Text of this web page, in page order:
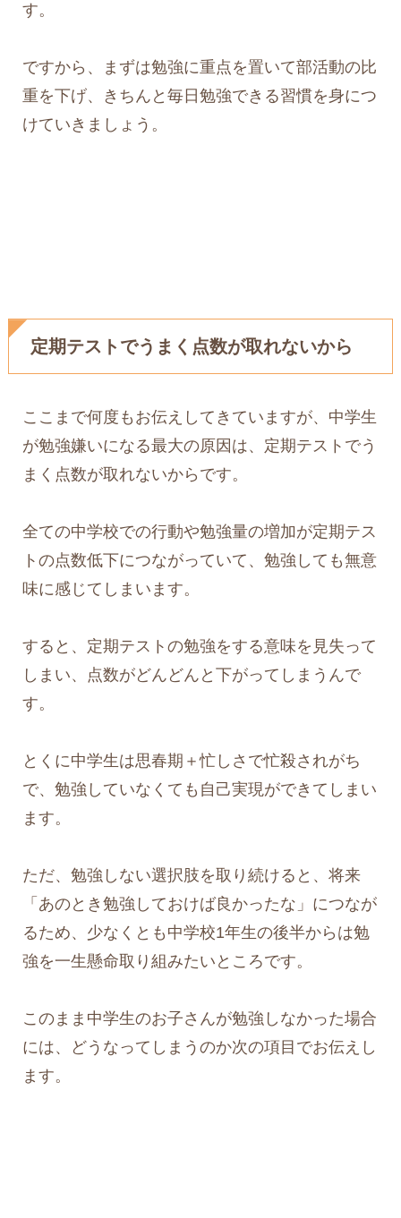
す。
ですから、まずは勉強に重点を置いて部活動の比
重を下げ、きちんと毎日勉強できる習慣を身につ
けていきましょう。
定期テストでうまく点数が取れないから
ここまで何度もお伝えしてきていますが、中学生
が勉強嫌いになる最大の原因は、定期テストでう
まく点数が取れないからです。
全ての中学校での行動や勉強量の増加が定期テス
トの点数低下につながっていて、勉強しても無意
味に感じてしまいます。
すると、定期テストの勉強をする意味を見失って
しまい、点数がどんどんと下がってしまうんで
す。
とくに中学生は思春期＋忙しさで忙殺されがち
で、勉強していなくても自己実現ができてしまい
ます。
ただ、勉強しない選択肢を取り続けると、将来
「あのとき勉強しておけば良かったな」につなが
るため、少なくとも中学校1年生の後半からは勉
強を一生懸命取り組みたいところです。
このまま中学生のお子さんが勉強しなかった場合
には、どうなってしまうのか次の項目でお伝えし
ます。